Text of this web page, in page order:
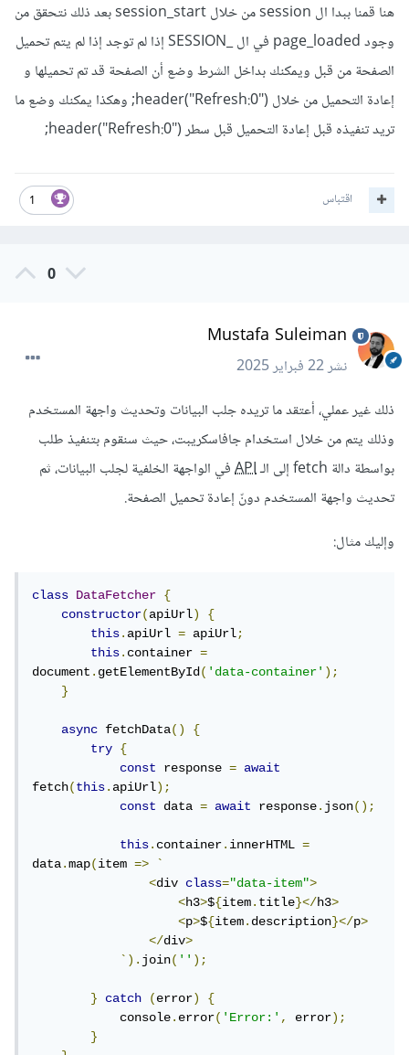
هنا قمنا ببدا ال session من خلال session_start بعد ذلك نتحقق من
وجود page_loaded في ال _SESSION إذا لم توجد إذا لم يتم تحميل
الصفحة من قبل ويمكنك بداخل الشرط وضع أن الصفحة قد تم تحميلها و
إعادة التحميل من خلال header("Refresh:0"); وهكذا يمكنك وضع ما
تريد تنفيذه قبل إعادة التحميل قبل سطر header("Refresh:0");
1 اقتباس
0
Mustafa Suleiman
نشر22 فبراير 2025
ذلك غير عملي، أعتقد ما تريده جلب البيانات وتحديث واجهة المستخدم
وذلك يتم من خلال استخدام جافاسكريبت، حيث سنقوم بتنفيذ طلب
بواسطة دالة fetch إلى الـ
APIفي الواجهة الخلفية لجلب البيانات، ثم
تحديث واجهة المستخدم دونّ إعادة تحميل الصفحة.
وإليك مثال:
class DataFetcher
{
constructor(apiUrl)
{
this.apiUrl = apiUrl;
this.container =
document.getElementById('data-container');
}
async fetchData()
{
try
{
const
response =
await
fetch(this.apiUrl);
const
data = await response.json();
this.container.innerHTML =
data.map(item =>
`
<div class="data-item">
<h3>${item.title}</h3>
<p>${item.description}</p>
</div>
`).join('');
} catch (error)
{
            console
.error('Error:', error);
}